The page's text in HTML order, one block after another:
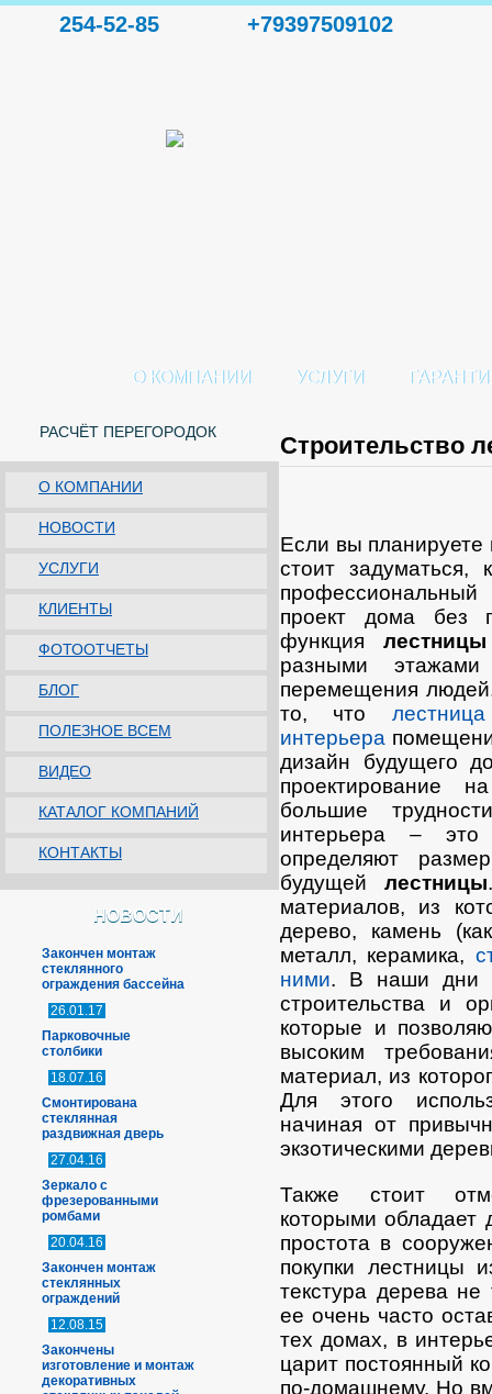
254-52-85 +79397509102
О КОМПАНИИ УСЛУГИ
РАСЧЁТ ПЕРЕГОРОДОК
О КОМПАНИИ
НОВОСТИ
УСЛУГИ
КЛИЕНТЫ
ФОТООТЧЕТЫ
БЛОГ
ПОЛЕЗНОЕ ВСЕМ
ВИДЕО
КАТАЛОГ КОМПАНИЙ
КОНТАКТЫ
НОВОСТИ
Закончен монтаж
стеклянного
ограждения бассейна
26.01.17
Парковочные
столбики
18.07.16
Смонтирована
стеклянная
раздвижная дверь
27.04.16
Зеркало с
фрезерованными
ромбами
20.04.16
Закончен монтаж
стеклянных
ограждений
12.08.15
Закончены
изготовление и монтаж
декоративных
Строительство
Если вы планируете
стоит задуматься,
проект дома без
функция лестницы
разными
перемещения
то, что
интерьера
дизайн будущего
проектирование
большие
интерьера – это
определяют
будущей лестницы
материалов, из
дерево, камень
металл, керамика,
ними. В наши дни
строительства и
которые и
высоким
материал, из
Для этого
начиная от
экзотическими
Также стоит
которыми обладает
простота в
покупки лестницы
текстура дерева не
ее очень часто
тех домах, в
царит постоянный
по-домашнему. Но